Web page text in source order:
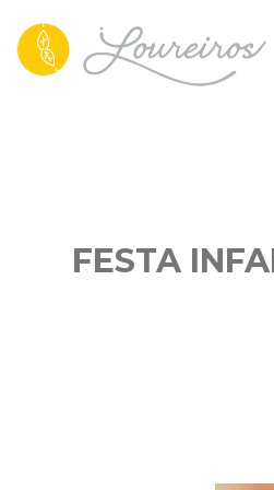
FESTA